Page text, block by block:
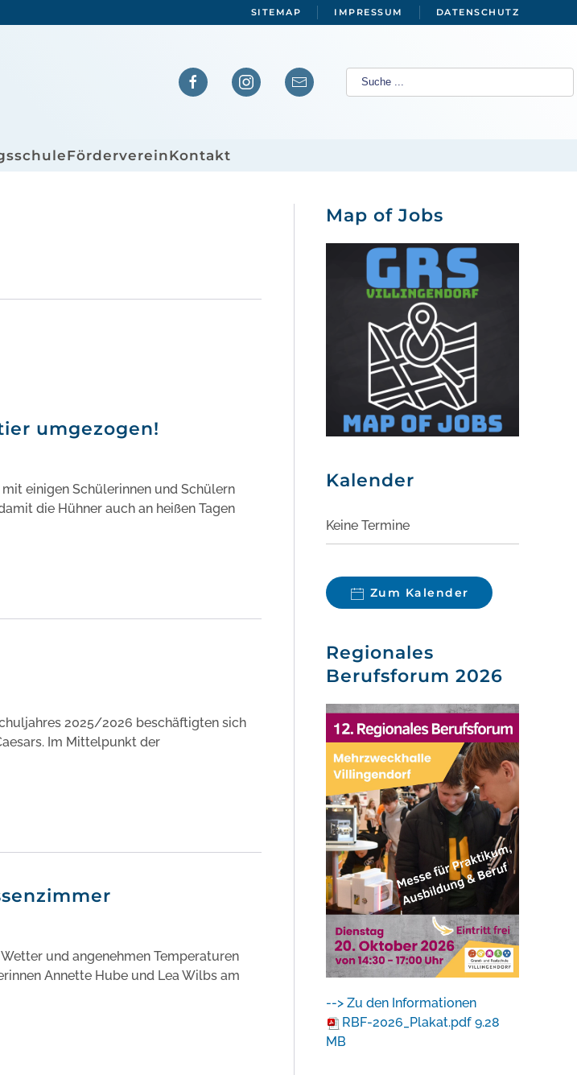
SITEMAP IMPRESSUM DATENSCHUTZ
FördervereinKontakt
umgezogen!
einigen Schülerinnen und Schülern
die Hühner auch an heißen Tagen
2025/2026 beschäftigten sich
Im Mittelpunkt der
und angenehmen Temperaturen
Annette Hube und Lea Wilbs am
Map of Jobs
Kalender
Keine Termine
Zum Kalender
Regionales
Berufsforum 2026
--> Zu den Informationen
RBF-2026_Plakat.pdf 9.28
MB